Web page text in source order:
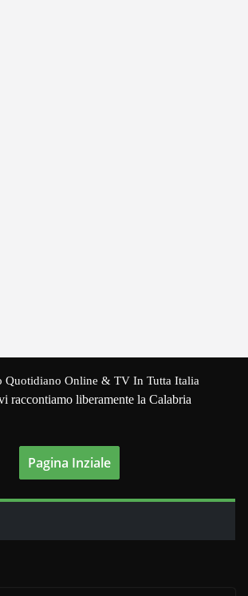
Quotidiano Online & TV In Tutta Italia
raccontiamo liberamente la Calabria
Pagina Inziale